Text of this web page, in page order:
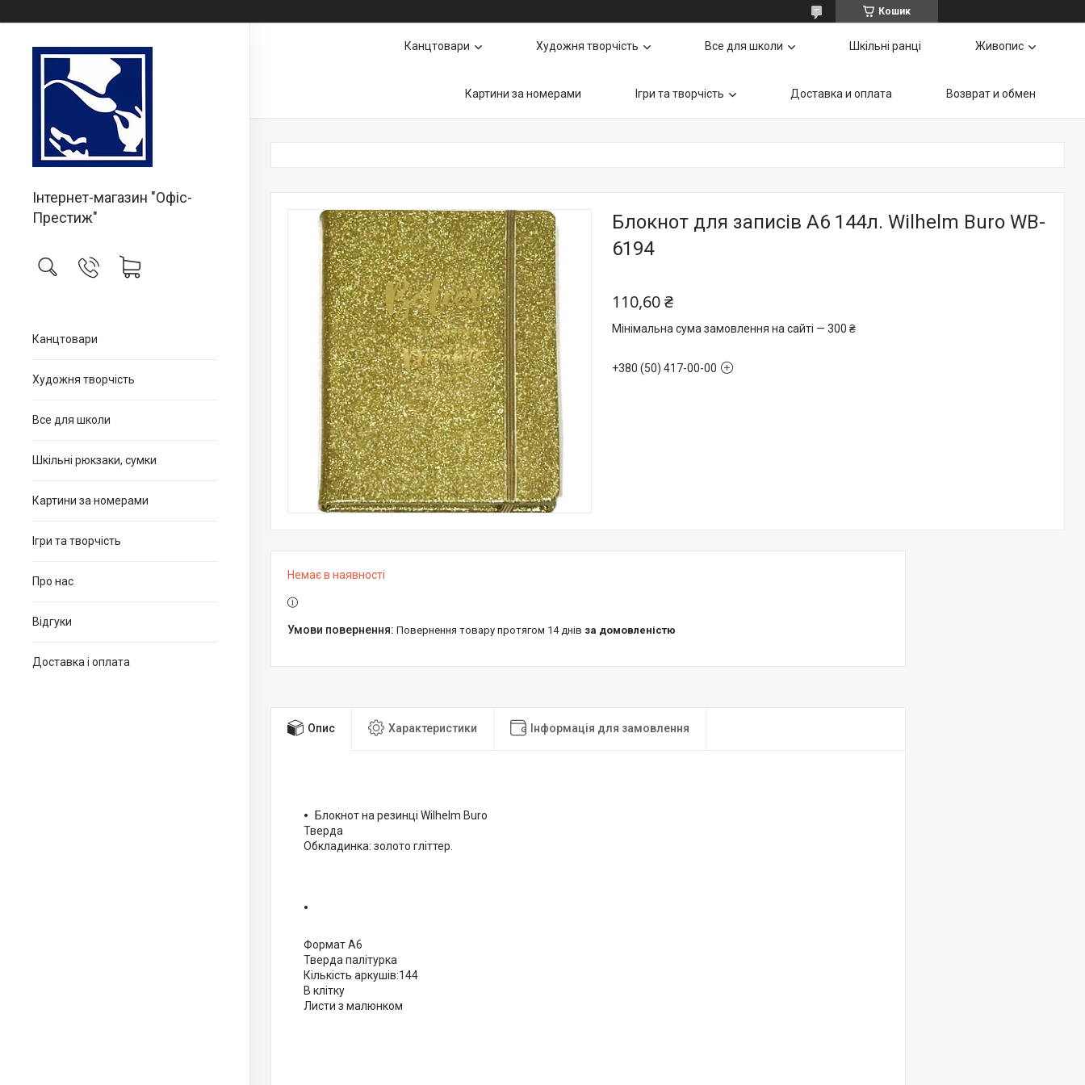
Кошик
Інтернет-магазин "Офіс-
Престиж"
Канцтовари
Художня творчість
Все для школи
Шкільні рюкзаки, сумки
Картини за номерами
Ігри та творчість
Про нас
Відгуки
Доставка і оплата
Канцтовари Художня творчість Все для школи Шкільні ранці Живопис
Картини за номерами Ігри та творчість Доставка и оплата Возврат и обмен
Блокнот для записів А6 144л. Wilhelm Buro WB-
6194
110,60 ₴
Мінімальна сума замовлення на сайті — 300 ₴
+380 (50) 417-00-00
Немає в наявності
повернення товару протягом 14 днів за домовленістю
Опис Характеристики Інформація для замовлення
Блокнот на резинці Wilhelm Buro
Тверда
Обкладинка: золото гліттер.
Формат А6
Тверда палітурка
Кількість аркушів:144
В клітку
Листи з малюнком